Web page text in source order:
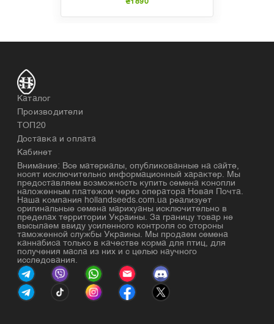
₴1890
Каталог
Производители
ТОП20
Доставка и оплата
Кабинет
Внимание: Все материалы, опубликованные на сайте,
носят исключительно информационный характер. Мы
предоставляем возможность купить семена конопли
наложенным платежом через оператора Новая Почта.
Наша компания hollandseeds.com.ua реализует
оригинальные семена марихуаны исключительно в
пределах территории Украины. За границу товар не
высылаем ввиду усиленного контроля со стороны
таможенной службы Украины. Мы продаем семена
каннабиса только в качестве корма для птиц, для
получения масла из них и с целью научного
исследования.